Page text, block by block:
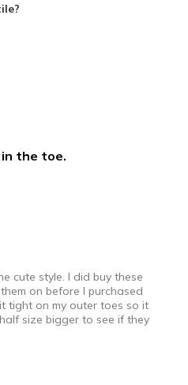
to width
to size
the toe.
cute style. I did buy these
on before I purchased
tight on my outer toes so it
size bigger to see if they